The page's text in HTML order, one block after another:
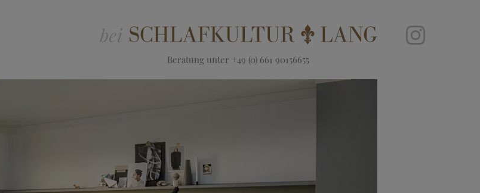
Beratung unter +49 (0) 661 90156655